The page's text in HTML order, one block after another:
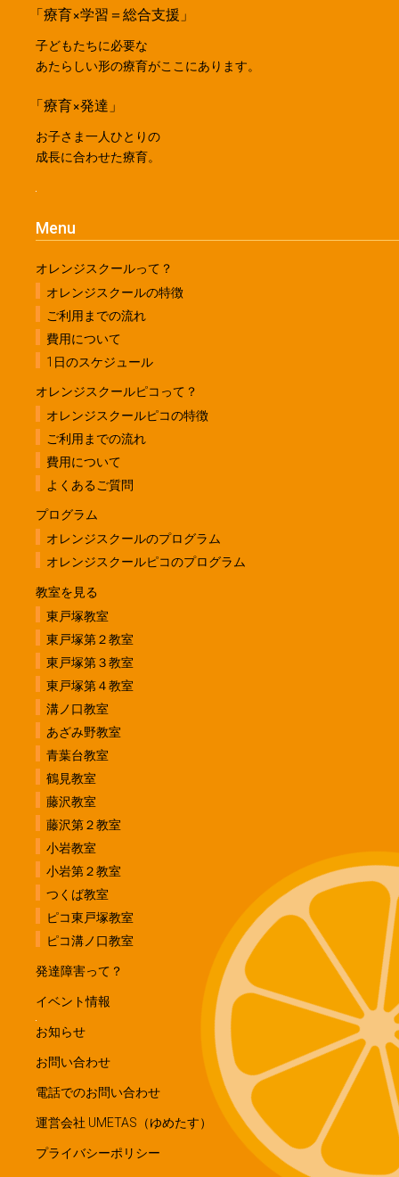
「療育×学習＝総合支援」
子どもたちに必要な
あたらしい形の療育がここにあります。
「療育×発達」
お子さま一人ひとりの
成長に合わせた療育。
Menu
オレンジスクールって？
オレンジスクールの特徴
ご利用までの流れ
費用について
1日のスケジュール
オレンジスクールピコって？
オレンジスクールピコの特徴
ご利用までの流れ
費用について
よくあるご質問
プログラム
オレンジスクールのプログラム
オレンジスクールピコのプログラム
教室を見る
東戸塚教室
東戸塚第２教室
東戸塚第３教室
東戸塚第４教室
溝ノ口教室
あざみ野教室
青葉台教室
鶴見教室
藤沢教室
藤沢第２教室
小岩教室
小岩第２教室
つくば教室
ピコ東戸塚教室
ピコ溝ノ口教室
発達障害って？
イベント情報
お知らせ
お問い合わせ
電話でのお問い合わせ
運営会社 UMETAS（ゆめたす）
プライバシーポリシー